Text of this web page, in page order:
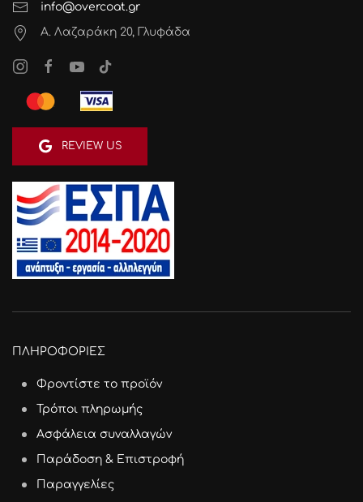
info@overcoat.gr
Α. Λαζαράκη 20, Γλυφάδα
REVIEW US
ΠΛΗΡΟΦΟΡΙΕΣ
Φροντίστε το προϊόν
Τρόποι πληρωμής
Ασφάλεια συναλλαγών
Παράδοση & Επιστροφή
Παραγγελίες